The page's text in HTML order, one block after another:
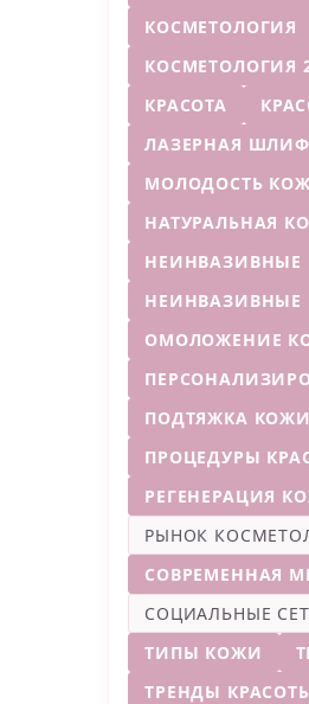
КОСМЕТОЛОГИЯ
КОСМЕТОЛОГИЯ
КРАСОТА
ЛАЗЕРНАЯ
МОЛОДОСТЬ
НАТУРАЛЬНАЯ
НЕИНВАЗИВНЫЕ
НЕИНВАЗИВНЫЕ
ОМОЛОЖЕНИЕ
ПОДТЯЖКА КОЖИ
ПРОЦЕДУРЫ
РЕГЕНЕРАЦИЯ
РЫНОК
СОВРЕМЕННАЯ
СОЦИАЛЬНЫЕ
ТИПЫ КОЖИ
ТРЕНДЫ